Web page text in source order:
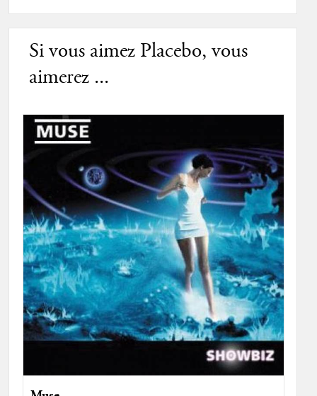
Si vous aimez Placebo, vous
aimerez ...